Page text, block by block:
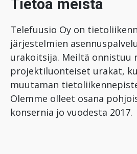
Tietoa meistä
Telefuusio Oy on
järjestelmien
urakoitsija. Meiltä onnistuu
projektiluonteiset urakat,
muutaman
Olemme olleet osana
konsernia jo vuodesta 2017.